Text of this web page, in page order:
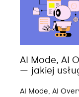
AI Mode, AI
— jakiej
AI Mode, AI